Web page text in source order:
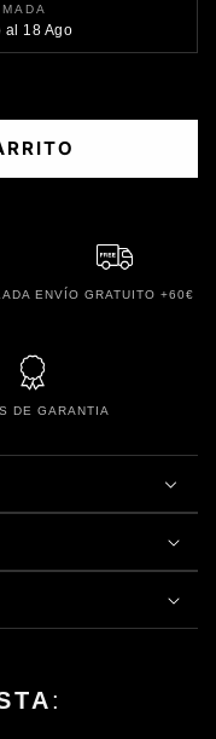
al 18 Ago
ENVÍO GRATUITO +60€
DE GARANTIA
: